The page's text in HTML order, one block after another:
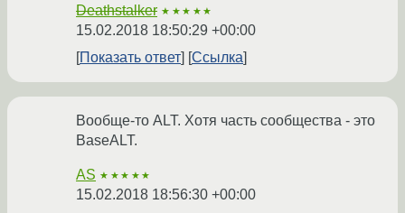
Deathstalker ★★★★★
15.02.2018 18:50:29 +00:00
Показать ответ
Ссылка
Вообще-то ALT. Хотя часть сообщества - это
BaseALT.
AS ★★★★★
15.02.2018 18:56:30 +00:00